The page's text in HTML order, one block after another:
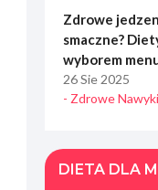
Zdrowe
smaczne?
wyborem
26 Sie 2025
- Zdrowe
DIETA DLA